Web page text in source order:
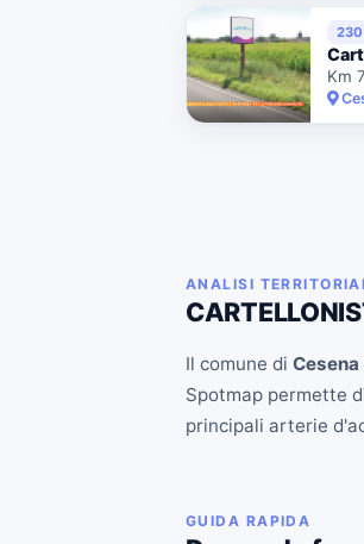
Km
ANALISI
Il comune di Cesena
Spotmap permette
principali arterie
GUIDA RAPIDA